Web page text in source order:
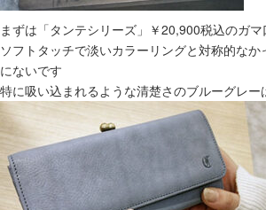
まずは「タンテシリーズ」￥20,900税込のガ
ソフトタッチで淡いカラーリングと対称的な
にないです
特に吸い込まれるような清楚さのブルーグレー